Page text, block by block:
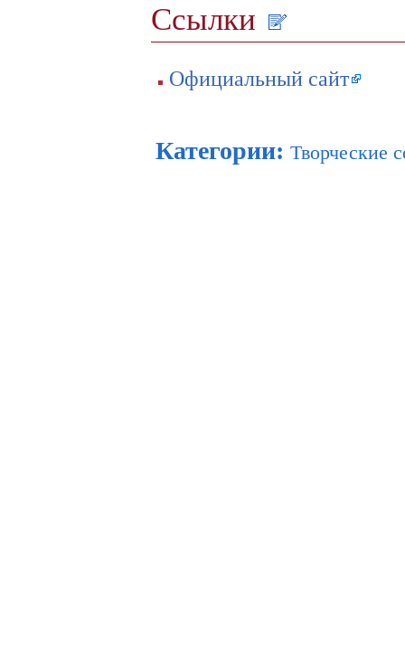
Ссылки
Официальный сайт
Категории: Творческие